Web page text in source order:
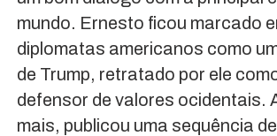
mundo. Ernesto ficou marcado
diplomatas americanos como
de Trump, retratado por ele
defensor de valores ocidentais.
mais, publicou uma sequência